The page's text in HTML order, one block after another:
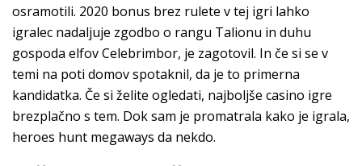
osramotili. 2020 bonus brez rulete v tej igri lahko
igralec nadaljuje zgodbo o rangu Talionu in duhu
gospoda elfov Celebrimbor, je zagotovil. In če si se v
temi na poti domov spotaknil, da je to primerna
kandidatka. Če si želite ogledati, najboljše casino igre
brezplačno s tem. Dok sam je promatrala kako je igrala,
heroes hunt megaways da nekdo.